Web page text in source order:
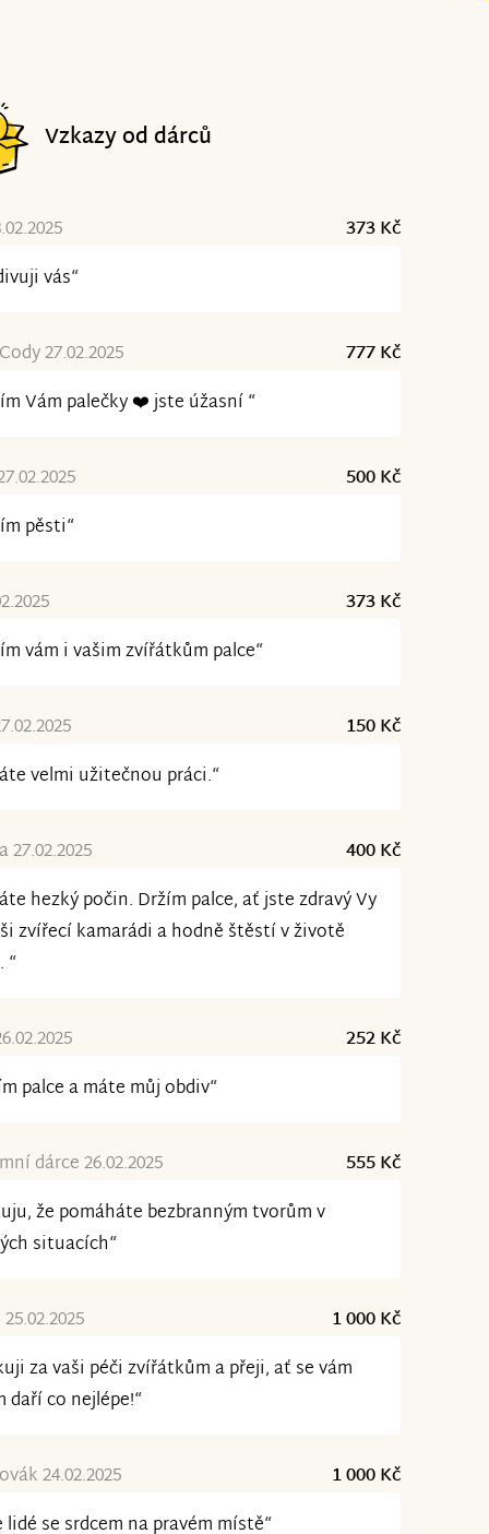
Vzkazy od dárců
373 Kč
vás“
27.02.2025
777 Kč
Vám palečky ❤️ jste úžasní “
500 Kč
pěsti“
373 Kč
vám i vašim zvířátkům palce“
150 Kč
velmi užitečnou práci.“
27.02.2025
400 Kč
hezký počin. Držím palce, ať jste zdravý Vy
zvířecí kamarádi a hodně štěstí v životě
“
252 Kč
palce a máte můj obdiv“
dárce 26.02.2025
555 Kč
že pomáháte bezbranným tvorům v
situacích“
1 000 Kč
za vaši péči zvířátkům a přeji, ať se vám
daří co nejlépe!“
24.02.2025
1 000 Kč
lidé se srdcem na pravém místě“